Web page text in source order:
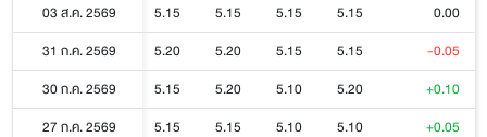
03 ส.ค. 2569
5.15 5.15 5.15 5.15
0.00
31 ก.ค. 2569
5.20 5.20 5.15 5.15
-0.05
30 ก.ค. 2569
5.15 5.20 5.10 5.20
+0.10
27 ก.ค. 2569
5.15 5.15 5.10 5.10
+0.05